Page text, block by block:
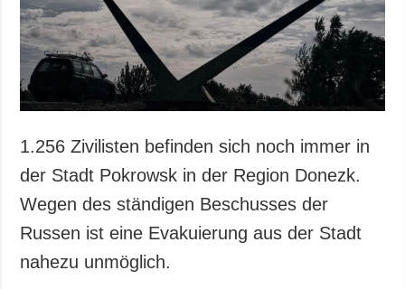
1.256 Zivilisten befinden sich noch immer in
der Stadt Pokrowsk in der Region Donezk.
Wegen des ständigen Beschusses der
Russen ist eine Evakuierung aus der Stadt
nahezu unmöglich.